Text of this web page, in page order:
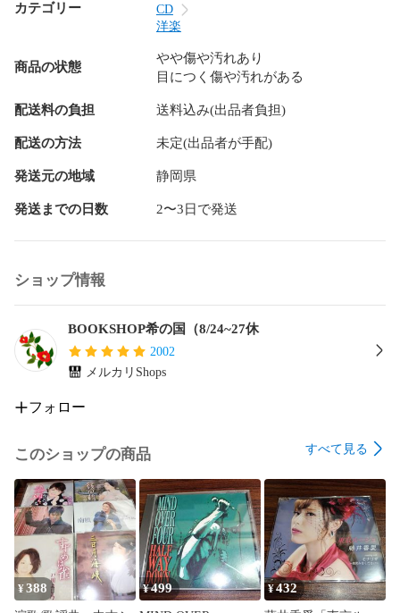
カテゴリー
CD
洋楽
商品の状態
やや傷や汚れあり
目につく傷や汚れがある
配送料の負担 送料込み(出品者負担)
配送の方法 未定(出品者が手配)
発送元の地域 静岡県
発送までの日数 2〜3日で発送
ショップ情報
BOOKSHOP希の国（8/24~27休
2002
メルカリShops
フォロー
このショップの商品 すべて見る
¥388 ¥499 ¥432